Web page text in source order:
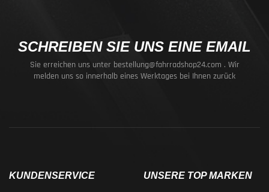
SCHREIBEN SIE UNS EINE EMAIL
Sie erreichen uns unter bestellung@fahrradshop24.com . Wir
melden uns so innerhalb eines Werktages bei Ihnen zurück
KUNDENSERVICE UNSERE TOP MARKEN